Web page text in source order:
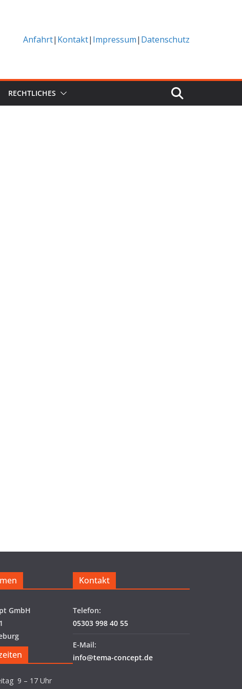
Anfahrt| Kontakt| Impressum| Datenschutz
RECHTLICHES
GmbH
9 – 17 Uhr
Kontakt
Telefon:
05303 998 40 55
E-Mail:
info@tema-concept.de